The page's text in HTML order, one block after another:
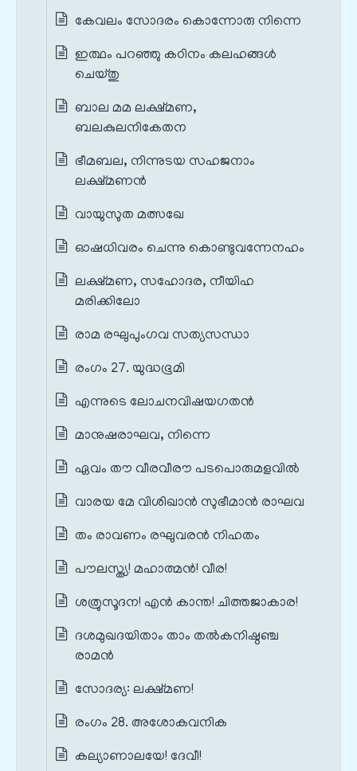
കേവലം സോദരം കൊന്നോരു നിന്നെ
ഇത്ഥം പറഞ്ഞു കഠിനം കലഹങ്ങൾ
ചെയ്തു
ബാല മമ ലക്ഷ്മണ,
ബലകുലനികേതന
ഭീമബല, നിന്നുടയ സഹജനാം
ലക്ഷ്മണൻ
വായുസുത മത്സഖേ
ഓഷധിവരം ചെന്നു കൊണ്ടുവന്നേനഹം
ലക്ഷ്മണ, സഹോദര, നീയിഹ
മരിക്കിലോ
രാമ രഘുപുംഗവ സത്യസന്ധാ
രംഗം 27. യുദ്ധഭൂമി
എന്നുടെ ലോചനവിഷയഗതൻ
മാനുഷരാഘവ, നിന്നെ
ഏവം തൗ വീരവീരൗ പടപൊരുമളവിൽ
വാരയ മേ വിശിഖാൻ സുഭീമാൻ രാഘവ
തം രാവണം രഘുവരൻ നിഹതം
പൗലസ്ത്യ! മഹാത്മൻ! വീര!
ശത്രുസൂദന! എൻ കാന്ത! ചിത്തജാകാര!
ദശമുഖദയിതാം താം തൽകനിഷ്ഠഞ്ച
രാമൻ
സോദര്യ: ലക്ഷ്മണ!
രംഗം 28. അശോകവനിക
കല്യാണാലയേ! ദേവീ!